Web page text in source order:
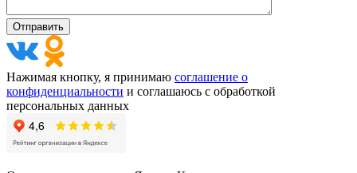
Нажимая кнопку, я принимаю соглашение о
конфиденциальности и соглашаюсь с обработкой
персональных данных